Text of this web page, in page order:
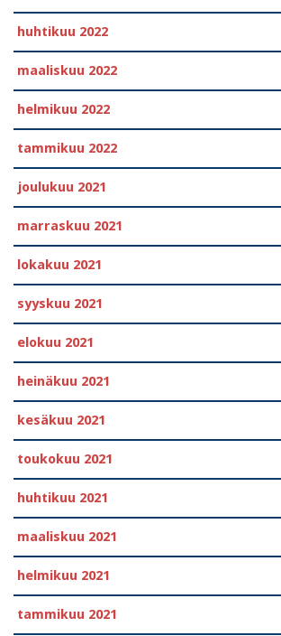
huhtikuu 2022
maaliskuu 2022
helmikuu 2022
tammikuu 2022
joulukuu 2021
marraskuu 2021
lokakuu 2021
syyskuu 2021
elokuu 2021
heinäkuu 2021
kesäkuu 2021
toukokuu 2021
huhtikuu 2021
maaliskuu 2021
helmikuu 2021
tammikuu 2021